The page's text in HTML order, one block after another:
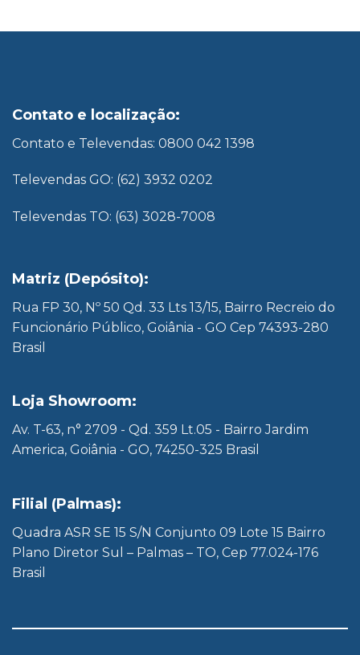
Contato e localização:
Contato e Televendas: 0800 042 1398
Televendas GO: (62) 3932 0202
Televendas TO: (63) 3028-7008
Matriz (Depósito):
Rua FP 30, Nº 50 Qd. 33 Lts 13/15, Bairro Recreio do
Funcionário Público, Goiânia - GO Cep 74393-280
Brasil
Loja Showroom:
Av. T-63, n° 2709 - Qd. 359 Lt.05 - Bairro Jardim
America, Goiânia - GO, 74250-325 Brasil
Filial (Palmas):
Quadra ASR SE 15 S/N Conjunto 09 Lote 15 Bairro
Plano Diretor Sul – Palmas – TO, Cep 77.024-176
Brasil